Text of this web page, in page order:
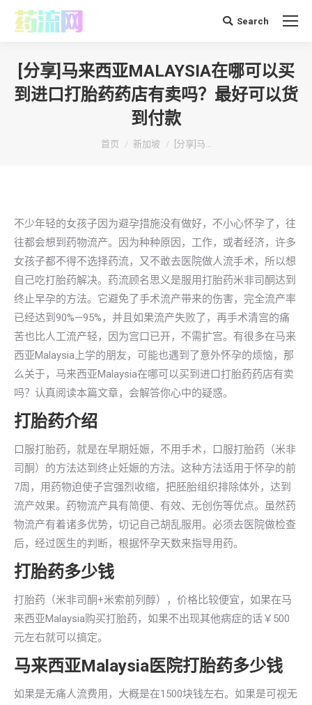
搜 Search
[分享]马来西亚MALAYSIA在哪可以买
到进口打胎药药店有卖吗？最好可以货
到付款
你在这里：
首页 新加坡 [分享]马…
不少年轻的女孩子因为避孕措施没有做好，不小心怀孕了，往
往都会想到药物流产。因为种种原因，工作，或者经济，许多
女孩子都不得不选择药流，又不敢去医院做人流手术，所以想
自己吃打胎药解决。药流顾名思义是服用打胎药米非司酮达到
终止早孕的方法。它避免了手术流产带来的伤害，完全流产率
已经达到90%—95%，并且如果流产失败了，再手术清宫的痛
苦也比人工流产轻，因为宫口已开，不需扩宫。有很多在马来
西亚Malaysia上学的朋友，可能也遇到了意外怀孕的烦恼，那
么关于，马来西亚Malaysia在哪可以买到进口打胎药药店有卖
吗？认真阅读本篇文章，会解答你心中的疑惑。
打胎药介绍
口服打胎药，就是在早期妊娠，不用手术，口服打胎药（米非
司酮）的方法达到终止妊娠的方法。这种方法适用于怀孕的前
7周，用药物迫使子宫强烈收缩，把胚胎组织排除体外，达到
流产效果。药物流产具有简便、有效、无创伤等优点。虽然药
物流产有着诸多优势，切记自己胡乱服用。必须去医院做检查
后，经过医生的判断，根据怀孕天数来指导用药。
打胎药多少钱
打胎药（米非司酮+米索前列醇），价格比较便宜，如果在马
来西亚Malaysia购买打胎药，如果不出现其他病症的话￥500
元左右就可以搞定。
马来西亚Malaysia医院打胎药多少钱
如果是无痛人流费用，大概是在1500块钱左右。如果是可视无